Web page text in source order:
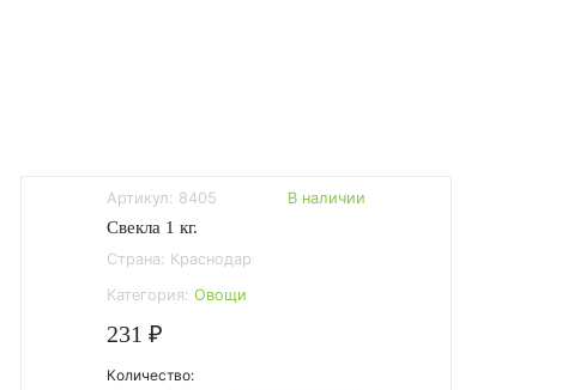
Артикул: 8405 В наличии
Свекла 1 кг.
Страна: Краснодар
Категория: Овощи
231 ₽
Количество: